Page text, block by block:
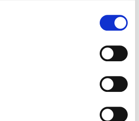
2*3m
16800,-